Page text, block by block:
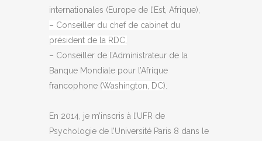
internationales (Europe de l’Est, Afrique),
– Conseiller du chef de cabinet du
président de la RDC,
– Conseiller de l’Administrateur de la
Banque Mondiale pour l’Afrique
francophone (Washington, DC).
En 2014, je m’inscris à l’UFR de
Psychologie de l’Université Paris 8 dans le